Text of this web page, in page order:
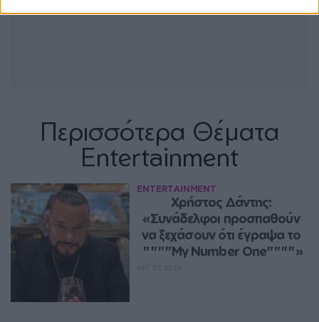
Περισσότερα Θέματα
Entertainment
ENTERTAINMENT
Χρήστος Δάντης:
«Συνάδελφοι προσπαθούν
να ξεχάσουν ότι έγραψα το
""""My Number One""""»